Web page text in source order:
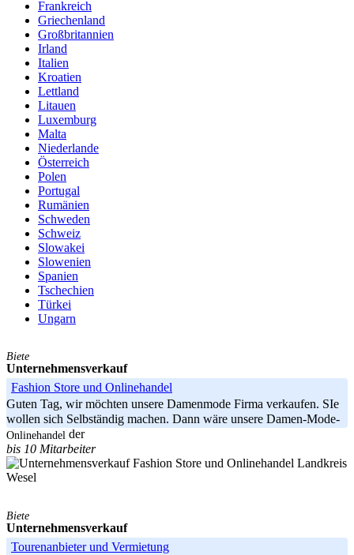
Frankreich
Griechenland
Großbritannien
Irland
Italien
Kroatien
Lettland
Litauen
Luxemburg
Malta
Niederlande
Österreich
Polen
Portugal
Rumänien
Schweden
Schweiz
Slowakei
Slowenien
Spanien
Tschechien
Türkei
Ungarn
Biete
Unternehmensverkauf
Fashion Store und Onlinehandel
Guten Tag, wir möchten unsere Damenmode Firma verkaufen. SIe
wollen sich Selbständig machen. Dann wäre unsere Damen-Mode-
Boutique In der
Onlinehandel
bis 10 Mitarbeiter
Landkreis
Wesel
Biete
Unternehmensverkauf
Tourenanbieter und Vermietung